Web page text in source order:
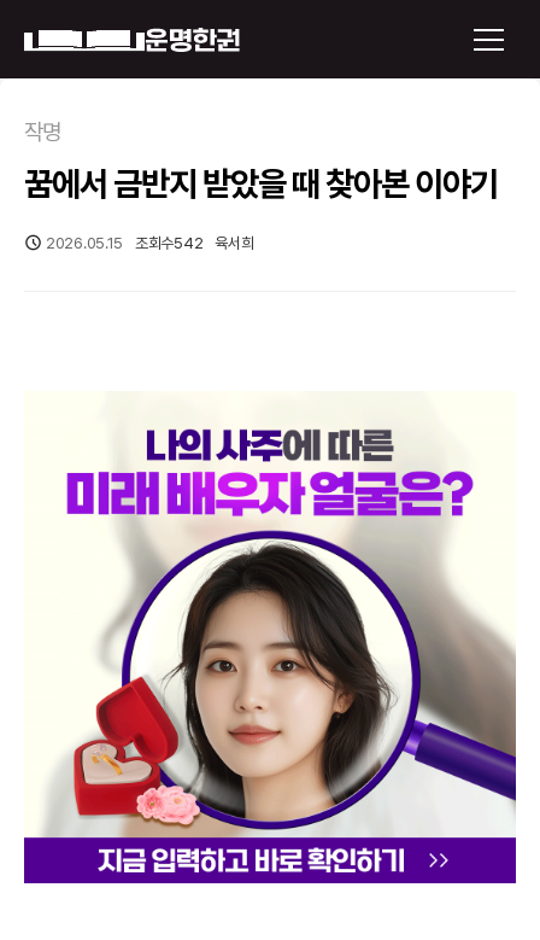
운명한권 보기
미래 배우자 얼굴
오늘의 운세
꿈해몽
작명
꿈에서 금반지 받았을 때 찾아본 이야기
2026.05.15 조회수542 육서희